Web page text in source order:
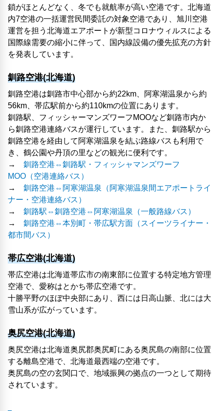
鎖がほとんどなく、冬でも就航率が高い空港です。北海道
内7空港の一括運営民間委託の対象空港であり、旭川空港
運営を担う北海道エアポートが新型コロナウィルスによる
国際線需要の縮小に伴って、国内線設備の優先拡充の方針
を発表しています。
釧路空港(北海道)
釧路空港は釧路市中心部から約22km、阿寒湖温泉から約
56km、帯広駅前から約110kmの位置にあります。
釧路駅、フィッシャーマンズワーフMOOなど釧路市内か
ら釧路空港連絡バスが運行しています。また、釧路駅から
釧路空港を経由して阿寒湖温泉を結ぶ路線バスも利用で
き、鶴公園や丹頂の里などの観光に便利です。
→ 釧路空港⇔釧路駅・フィッシャマンズワーフ
MOO（空港連絡バス）
→ 釧路空港⇔阿寒湖温泉（阿寒湖温泉間エアポートライ
ナー・空港連絡バス）
→ 釧路駅⇔釧路空港⇔阿寒湖温泉（一般路線バス）
→ 釧路空港⇔本別町・帯広駅方面（スイーツライナー・
都市間バス）
帯広空港(北海道)
帯広空港は北海道帯広市の南東部に位置する特定地方管理
空港で、愛称はとかち帯広空港です。
十勝平野のほぼ中央部にあり、西には日高山脈、北には大
雪山系が広がっています。
奥尻空港(北海道)
奥尻空港は北海道奥尻郡奥尻町にある奥尻島の南部に位置
する離島空港で、北海道最西端の空港です。
奥尻島の空の玄関口で、地域振興の拠点の一つとして期待
されています。